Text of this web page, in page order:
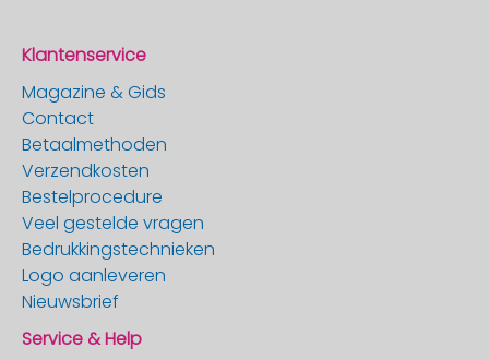
Klantenservice
Magazine & Gids
Contact
Betaalmethoden
Verzendkosten
Bestelprocedure
Veel gestelde vragen
Bedrukkingstechnieken
Logo aanleveren
Nieuwsbrief
Service & Help